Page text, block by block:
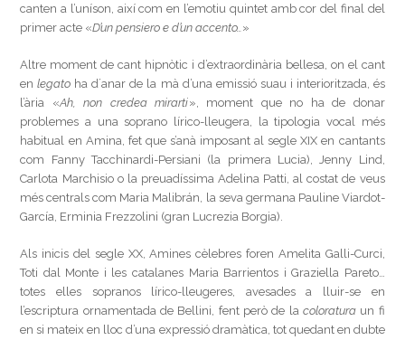
canten a l’uníson, així com en l’emotiu quintet amb cor del final del
primer acte «D’un pensiero e d’un accento… »
Altre moment de cant hipnòtic i d’extraordinària bellesa, on el cant
enlegato ha d´anar de la mà d’una emissió suau i interioritzada, és
l’ària «Ah, non credea mirarti», moment que no ha de donar
problemes a una soprano lírico-lleugera, la tipologia vocal més
habitual en Amina, fet que s’anà imposant al segle XIX en cantants
com Fanny Tacchinardi-Persiani (la primera Lucia), Jenny Lind,
Carlota Marchisio o la preuadíssima Adelina Patti, al costat de veus
més centrals com Maria Malibrán, la seva germana Pauline Viardot-
García, Erminia Frezzolini (gran Lucrezia Borgia).
Als inicis del segle XX, Amines cèlebres foren Amelita Galli-Curci,
Toti dal Monte i les catalanes Maria Barrientos i Graziella Pareto…
totes elles sopranos lírico-lleugeres, avesades a lluir-se en
l’escriptura ornamentada de Bellini, fent però de la coloraturaun fi
en si mateix en lloc d’una expressió dramàtica, tot quedant en dubte